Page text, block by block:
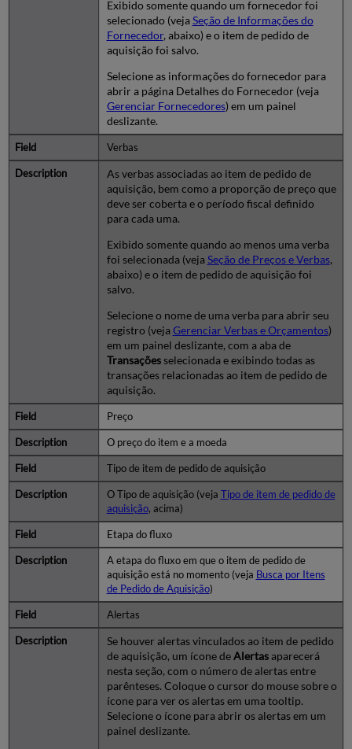
Exibido somente quando um fornecedor foi
selecionado (vejaSeção de Informações do
Fornecedor, abaixo) e o item de pedido de
aquisição foi salvo.
Selecione as informações do fornecedor para
abrir a página Detalhes do Fornecedor (veja
Gerenciar Fornecedores) em um painel
deslizante.
Verbas
As verbas associadas ao item de pedido de
aquisição, bem como a proporção de preço que
deve ser coberta e o período fiscal definido
para cada uma.
Exibido somente quando ao menos uma verba
foi selecionada (veja Seção de Preços e Verbas,
abaixo) e o item de pedido de aquisição foi
salvo.
Selecione o nome de uma verba para abrir seu
registro (veja Gerenciar Verbas e Orçamentos)
em um painel deslizante, com a aba de
Transaçõesselecionada e exibindo todas as
transações relacionadas ao item de pedido de
aquisição.
Preço
O preço do item e a moeda
Tipo de item de pedido de aquisição
O Tipo de aquisição (veja Tipo de item de pedido de
aquisição, acima)
Etapa do fluxo
A etapa do fluxo em que o item de pedido de
aquisição está no momento (veja Busca por Itens
de Pedido de Aquisição)
Alertas
Se houver alertas vinculados ao item de pedido
de aquisição, um ícone deAlertasaparecerá
nesta seção, com o número de alertas entre
parênteses. Coloque o cursor do mouse sobre o
ícone para ver os alertas em uma tooltip.
Selecione o ícone para abrir os alertas em um
painel deslizante.